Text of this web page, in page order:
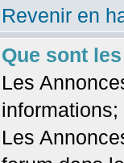
Revenir en
Que sont
Les
Les